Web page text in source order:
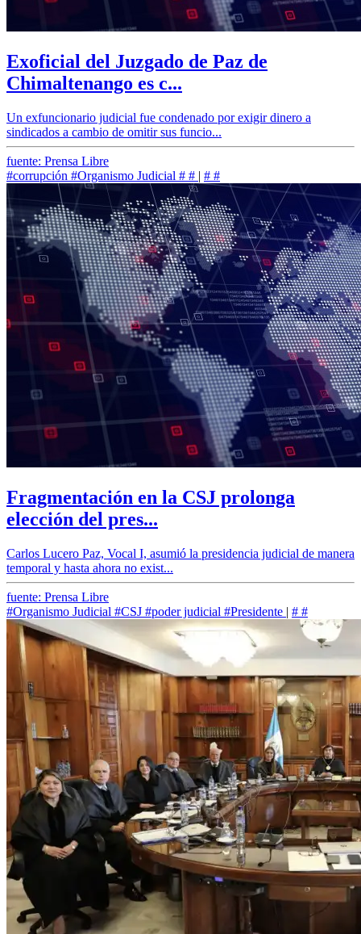
Exoficial del Juzgado de Paz de
Chimaltenango es c...
Un exfuncionario judicial fue condenado por exigir dinero a
sindicados a cambio de omitir sus funcio...
fuente: Prensa Libre
#corrupción #Organismo Judicial # # | # #
Fragmentación en la CSJ prolonga
elección del pres...
Carlos Lucero Paz, Vocal I, asumió la presidencia judicial de manera
temporal y hasta ahora no exist...
fuente: Prensa Libre
#Organismo Judicial #CSJ #poder judicial #Presidente | # #